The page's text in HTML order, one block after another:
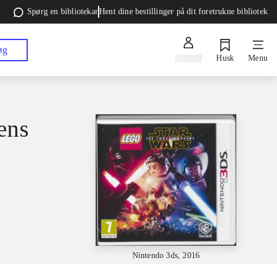
Spørg en bibliotekarHent dine bestillinger på dit foretrukne bibliotek
Husk Menu
Nintendo 3ds, 2016